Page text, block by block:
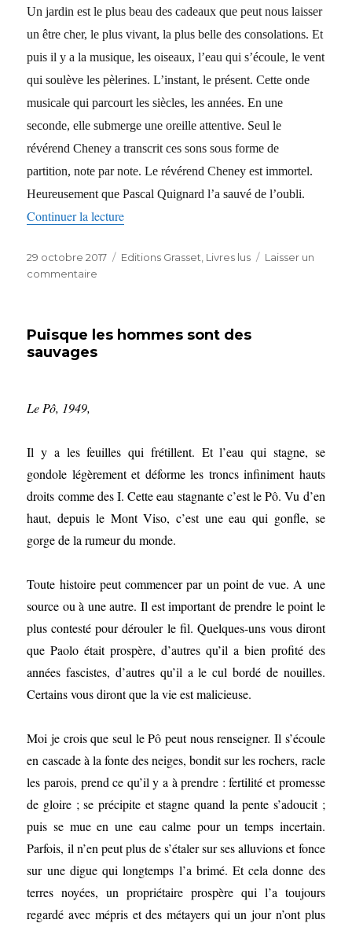
Un jardin est le plus beau des cadeaux que peut nous laisser
un être cher, le plus vivant, la plus belle des consolations. Et
puis il y a la musique, les oiseaux, l’eau qui s’écoule, le vent
qui soulève les pèlerines. L’instant, le présent. Cette onde
musicale qui parcourt les siècles, les années. En une
seconde, elle submerge une oreille attentive. Seul le
révérend Cheney a transcrit ces sons sous forme de
partition, note par note. Le révérend Cheney est immortel.
Heureusement que Pascal Quignard l’a sauvé de l’oubli.
Continuer la lecturede « Dans ce jardin qu’on aimait de Pascal
Publié
le
29 octobre 2017 Catégories
Editions Grasset Livres lus
Laisser un
commentaire
qu’on
aimait
Puisque les hommes sont des
sauvages
Le Pô, 1949,
Il y a les feuilles qui frétillent. Et l’eau qui stagne, se
gondole légèrement et déforme les troncs infiniment hauts
droits comme des I. Cette eau stagnante c’est le Pô. Vu d’en
haut, depuis le Mont Viso, c’est une eau qui gonfle, se
gorge de la rumeur du monde.
Toute histoire peut commencer par un point de vue. A une
source ou à une autre. Il est important de prendre le point le
plus contesté pour dérouler le fil. Quelques-uns vous diront
que Paolo était prospère, d’autres qu’il a bien profité des
années fascistes, d’autres qu’il a le cul bordé de nouilles.
Certains vous diront que la vie est malicieuse.
Moi je crois que seul le Pô peut nous renseigner. Il s’écoule
en cascade à la fonte des neiges, bondit sur les rochers, racle
les parois, prend ce qu’il y a à prendre : fertilité et promesse
de gloire ; se précipite et stagne quand la pente s’adoucit ;
puis se mue en une eau calme pour un temps incertain.
Parfois, il n’en peut plus de s’étaler sur ses alluvions et fonce
sur une digue qui longtemps l’a brimé. Et cela donne des
terres noyées, un propriétaire prospère qui l’a toujours
regardé avec mépris et des métayers qui un jour n’ont plus